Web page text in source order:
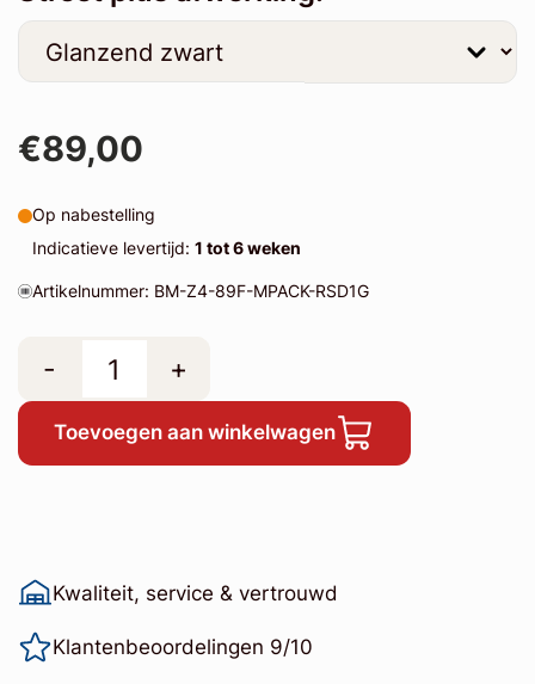
€89,00
Op nabestelling
Indicatieve levertijd: 1 tot 6 weken
Artikelnummer: BM-Z4-89F-MPACK-RSD1G
- +
Toevoegen aan winkelwagen
Kwaliteit, service & vertrouwd
Klantenbeoordelingen 9/10